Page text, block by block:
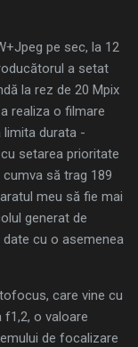
pe sec, la 12
a setat
la rez de 20 Mpix
realiza o filmare
limita durata -
setarea prioritate
să trag 189
meu să fie mai
generat de
cu o asemenea
care vine cu
f1,2, o valoare
de focalizare